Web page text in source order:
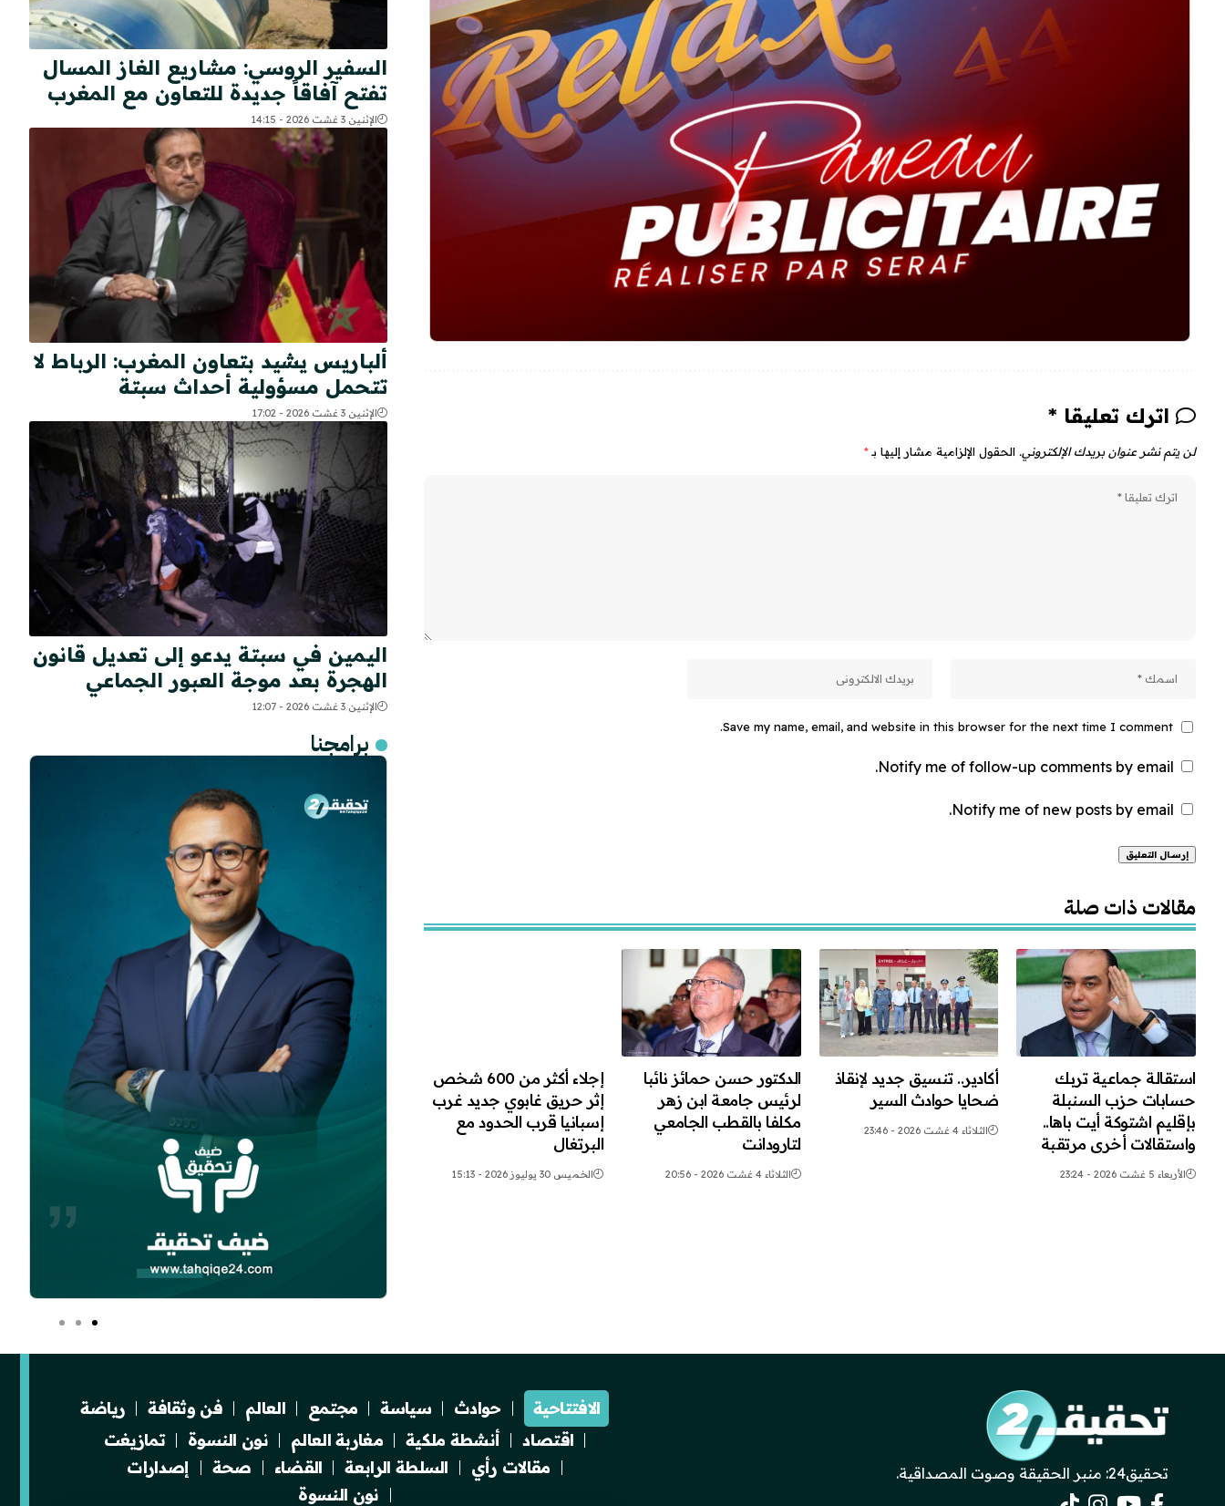
اترك تعليقا *
لن يتم نشر عنوان بريدك الإلكتروني. الحقول الإلزامية مشار إليها بـ*
Save my name, email, and website in this browser for the next time I comment.
Notify me of follow-up comments by email.
Notify me of new posts by email.
مقالات ذات صلة
استقالة جماعية تربك
حسابات حزب السنبلة
بإقليم اشتوكة أيت باها..
واستقالات أخرى مرتقبة
الأربعاء 5 غشت 2026 - 23:24
أكادير.. تنسيق جديد لإنقاذ
ضحايا حوادث السير
الثلاثاء 4 غشت 2026 - 23:46
الدكتور حسن حمائز نائبا
لرئيس جامعة ابن زهر
مكلفا بالقطب الجامعي
لتارودانت
الثلاثاء 4 غشت 2026 - 20:56
إجلاء أكثر من 600 شخص
إثر حريق غابوي جديد غرب
إسبانيا قرب الحدود مع
البرتغال
الخميس 30 يوليوز 2026 - 15:13
السفير الروسي: مشاريع الغاز المسال
تفتح آفاقاً جديدة للتعاون مع المغرب
الإثنين 3 غشت 2026 - 14:15
ألباريس يشيد بتعاون المغرب: الرباط لا
تتحمل مسؤولية أحداث سبتة
الإثنين 3 غشت 2026 - 17:02
اليمين في سبتة يدعو إلى تعديل قانون
الهجرة بعد موجة العبور الجماعي
الإثنين 3 غشت 2026 - 12:07
برامجنا
تحقيق24: منبر الحقيقة وصوت المصداقية.
الافتتاحية حوادث سياسة مجتمع العالم فن وثقافة
رياضة
اقتصاد
أنشطة ملكية مغاربة العالم نون النسوة
تمازيغت
مقالات رأي
السلطة الرابعة القضاء صحة
إصدارات
نون النسوة